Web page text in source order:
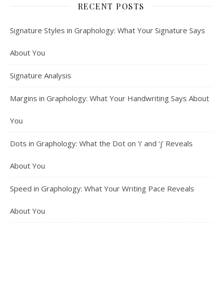
RECENT POSTS
Signature Styles in Graphology: What Your Signature Says
About You
Signature Analysis
Margins in Graphology: What Your Handwriting Says About
You
Dots in Graphology: What the Dot on ‘i’ and ‘j’ Reveals
About You
Speed in Graphology: What Your Writing Pace Reveals
About You